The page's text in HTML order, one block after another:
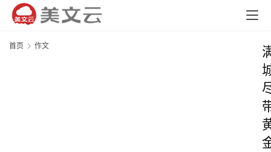
首页 作文